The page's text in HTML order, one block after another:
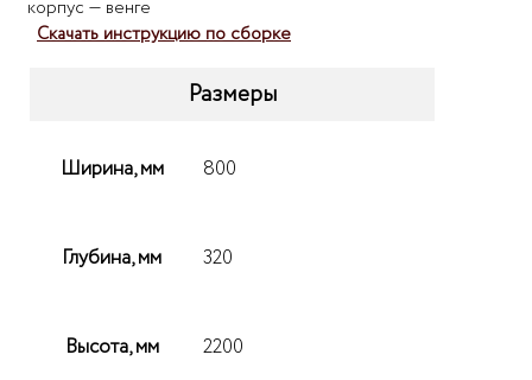
корпус — венге
Скачать инструкцию по сборке
Размеры
Ширина, мм 800
Глубина, мм 320
Высота, мм 2200